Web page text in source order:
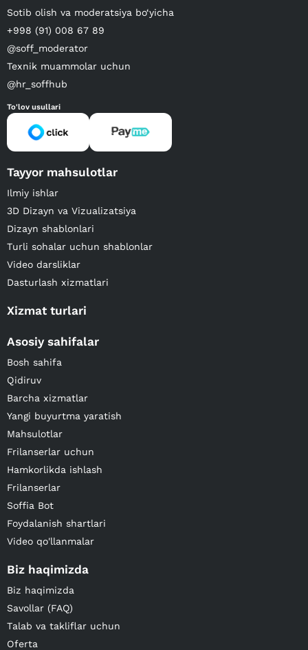
Sotib olish va moderatsiya bo‘yicha
+998 (91) 008 67 89
@soff_moderator
Texnik muammolar uchun
@hr_soffhub
To'lov usullari
Tayyor mahsulotlar
Ilmiy ishlar
3D Dizayn va Vizualizatsiya
Dizayn shablonlari
Turli sohalar uchun shablonlar
Video darsliklar
Dasturlash xizmatlari
Xizmat turlari
Asosiy sahifalar
Bosh sahifa
Qidiruv
Barcha xizmatlar
Yangi buyurtma yaratish
Mahsulotlar
Frilanserlar uchun
Hamkorlikda ishlash
Frilanserlar
Soffia Bot
Foydalanish shartlari
Video qo'llanmalar
Biz haqimizda
Biz haqimizda
Savollar (FAQ)
Talab va takliflar uchun
Oferta